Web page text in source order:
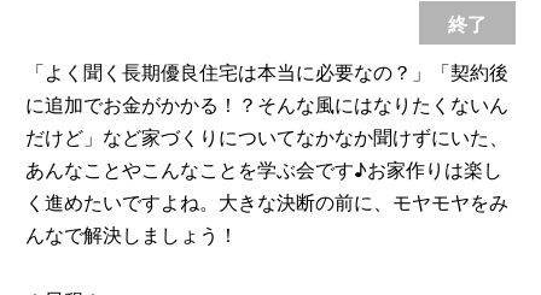
終了
「よく聞く長期優良住宅は本当に必要なの？」「契約後
に追加でお金がかかる！？そんな風にはなりたくないん
だけど」など家づくりについてなかなか聞けずにいた、
あんなことやこんなことを学ぶ会です♪お家作りは楽し
く進めたいですよね。大きな決断の前に、モヤモヤをみ
んなで解決しましょう！